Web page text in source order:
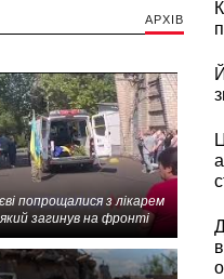
АРХІВ
попрощалися з лікарем
загинув на фронті